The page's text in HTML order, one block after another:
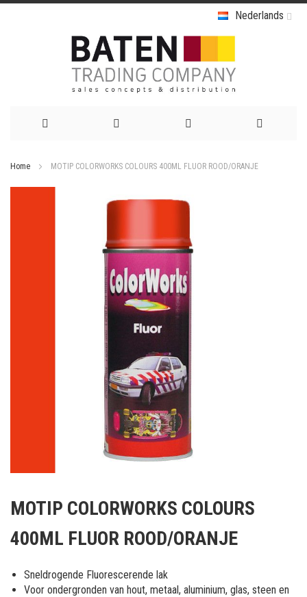
Nederlands
Home MOTIP COLORWORKS COLOURS 400ML FLUOR ROOD/ORANJE
het
van
afbeeldingen-
gallerij
MOTIP COLORWORKS COLOURS
400ML FLUOR ROOD/ORANJE
Sneldrogende Fluorescerende lak
Voor ondergronden van hout, metaal, aluminium, glas, steen en